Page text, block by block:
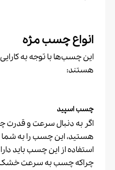
انواع چسب مژه
این چسب‌ها با توجه به
هستند:
چسب اسپید
اگر به دنبال سرعت و قدرت
هستید، این چسب را به شما
استفاده از این چسب باید
چراکه چسب به سرعت خشک